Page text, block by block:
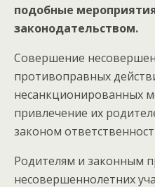
подобные
законодательством.
Совершение
противоправных
несанкционированных
привлечение их
законом
Родителям и законным
несовершеннолетних